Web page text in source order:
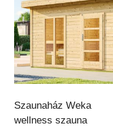
Szaunaház Weka
wellness szauna